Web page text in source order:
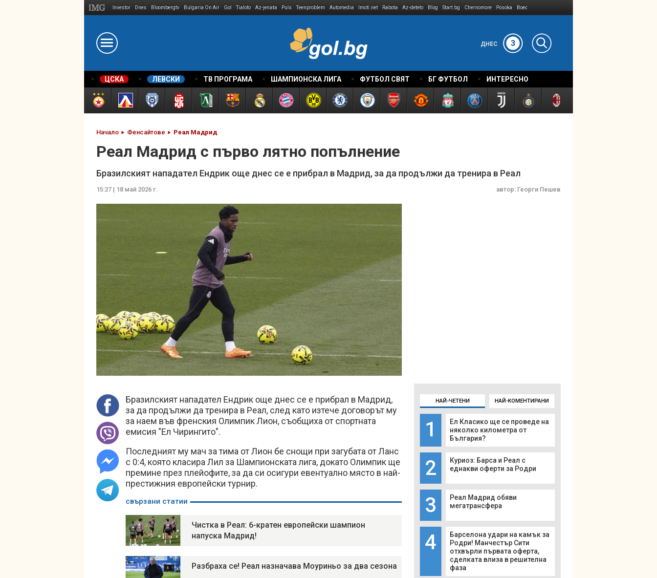
Investor Dnes Bloombergtv Bulgaria On Air Gol Tialoto Az-jenata Puls Teenproblem Automedia Imoti.net Rabota Az-deteto Blog Start.bg Chernomore Posoka Boec
ДНЕС 3
ЦСКА ЛЕВСКИ ТВ ПРОГРАМА ШАМПИОНСКА ЛИГА ФУТБОЛ СВЯТ БГ ФУТБОЛ ИНТЕРЕСНО
Начало Фенсайтове Реал Мадрид
Реал Мадрид с първо лятно попълнение
Бразилският нападател Ендрик още днес се е прибрал в Мадрид, за да продължи да тренира в Реал
15:27 | 18 май 2026 г. автор: Георги Пешев
Бразилският нападател Ендрик още днес се е прибрал в Мадрид,
за да продължи да тренира в Реал, след като изтече договорът му
за наем във френския Олимпик Лион, съобщиха от спортната
емисия "Ел Чирингито".
Последният му мач за тима от Лион бе снощи при загубата от Ланс
с 0:4, която класира Лил за Шампионската лига, докато Олимпик ще
премине през плейофите, за да си осигури евентуално място в най-
престижния европейски турнир.
свързани статии
Чистка в Реал: 6-кратен европейски шампион
напуска Мадрид!
Разбраха се! Реал назначава Моуриньо за два сезона
НАЙ-ЧЕТЕНИ НАЙ-КОМЕНТИРАНИ
1
Ел Класико ще се проведе на
няколко километра от
България?
2
Куриоз: Барса и Реал с
еднакви оферти за Родри
3
Реал Мадрид обяви
мегатрансфера
4
Барселона удари на камък за
Родри! Манчестър Сити
отхвърли първата оферта,
сделката влиза в решителна
фаза